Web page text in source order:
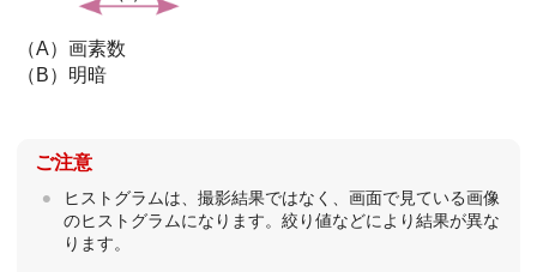
（A）画素数
（B）明暗
ご注意
ヒストグラムは、撮影結果ではなく、画面で見ている画像
のヒストグラムになります。絞り値などにより結果が異な
ります。